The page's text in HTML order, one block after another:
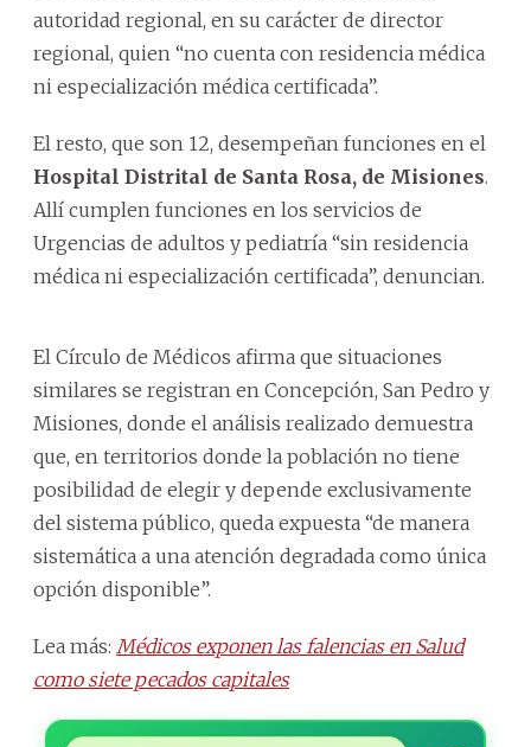
autoridad regional, en su carácter de director
regional, quien “no cuenta con residencia médica
ni especialización médica certificada”.
El resto, que son 12, desempeñan funciones en el
Hospital Distrital de Santa Rosa, de Misiones.
Allí cumplen funciones en los servicios de
Urgencias de adultos y pediatría “sin residencia
médica ni especialización certificada”, denuncian.
El Círculo de Médicos afirma que situaciones
similares se registran en Concepción, San Pedro y
Misiones, donde el análisis realizado demuestra
que, en territorios donde la población no tiene
posibilidad de elegir y depende exclusivamente
del sistema público, queda expuesta “de manera
sistemática a una atención degradada como única
opción disponible”.
Lea más: Médicos exponen las falencias en Salud
como siete pecados capitales